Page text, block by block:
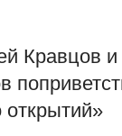
Кравцов и
открытий»